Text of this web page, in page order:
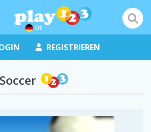
DE
REGISTRIEREN